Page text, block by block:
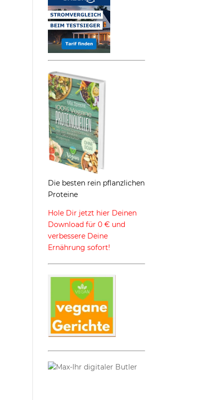
Die besten rein pflanzlichen
Proteine
Hole Dir jetzt hier Deinen
Download für 0 € und
verbessere Deine
Ernährung sofort!